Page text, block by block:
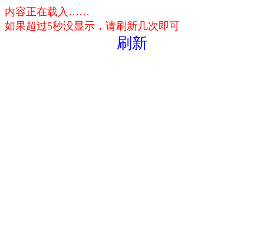
内容正在载入……
如果超过5秒没显示，请刷新几次即可
刷新